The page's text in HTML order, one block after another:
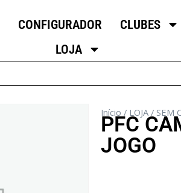
CONFIGURADOR CLUBES
LOJA
Início / LOJA / SEM
PFC
JOGO